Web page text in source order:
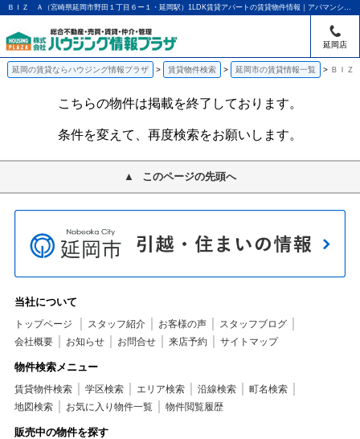
ＢＩＺ Ａ（宮崎県延岡市野田１丁目６ー１・延岡駅）1LDK賃貸アパートの賃貸物件情報｜アパマンショップ延岡店｜ハウジング情報プラザ
延岡店
延岡の賃貸ならハウジング情報プラザ 賃貸物件検索 延岡市の賃貸情報一覧 ＢＩＺ
こちらの物件は掲載を終了しております。
条件を変えて、再度検索をお願いします。
このページの先頭へ
当社について
トップページ スタッフ紹介 お客様の声
スタッフブログ
会社概要
お知らせ お問合せ 来店予約 サイトマップ
物件検索メニュー
賃貸物件検索 学区検索 エリア検索 沿線検索
町名検索
地図検索
お気に入り物件一覧 物件閲覧履歴
販売中の物件を探す